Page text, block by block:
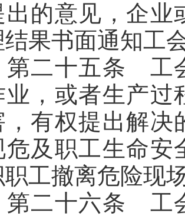
出的意见，企业
果书面通知工
十五条 工会
业，或者生产过
，有权提出解决
危及职工生命安
工撤离危险现
十六条 工会